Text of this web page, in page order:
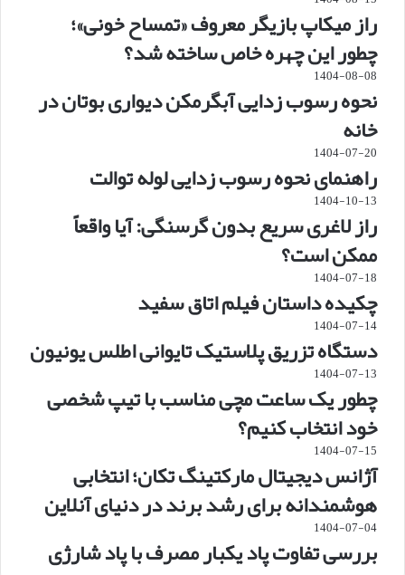
راز میکاپ بازیگر معروف «تمساح خونی»؛
چطور این چهره خاص ساخته شد؟
1404-08-08
نحوه رسوب زدایی آبگرمکن دیواری بوتان در
خانه
1404-07-20
راهنمای نحوه رسوب زدایی لوله توالت
1404-10-13
راز لاغری سریع بدون گرسنگی: آیا واقعاً
ممکن است؟
1404-07-18
چکیده داستان فیلم اتاق سفید
1404-07-14
دستگاه تزریق پلاستیک تایوانی اطلس یونیون
1404-07-13
چطور یک ساعت مچی مناسب با تیپ شخصی
خود انتخاب کنیم؟
1404-07-15
آژانس دیجیتال مارکتینگ تکان؛ انتخابی
هوشمندانه برای رشد برند در دنیای آنلاین
1404-07-04
بررسی تفاوت پاد یکبار مصرف با پاد شارژی